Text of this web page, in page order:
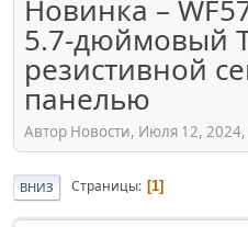
Новинка –
5.7-дюймовый
резистивной
панелью
Автор Новости, Июля 12,
ВНИЗ Страницы 1